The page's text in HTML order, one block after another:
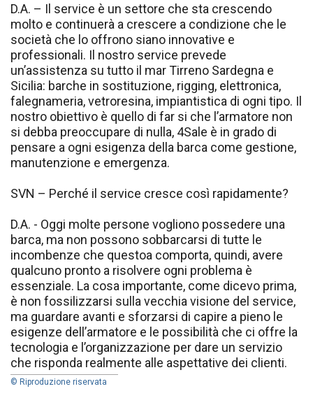
D.A. – Il service è un settore che sta crescendo
molto e continuerà a crescere a condizione che le
società che lo offrono siano innovative e
professionali. Il nostro service prevede
un’assistenza su tutto il mar Tirreno Sardegna e
Sicilia: barche in sostituzione, rigging, elettronica,
falegnameria, vetroresina, impiantistica di ogni tipo. Il
nostro obiettivo è quello di far si che l’armatore non
si debba preoccupare di nulla, 4Sale è in grado di
pensare a ogni esigenza della barca come gestione,
manutenzione e emergenza.
SVN – Perché il service cresce così rapidamente?
D.A. - Oggi molte persone vogliono possedere una
barca, ma non possono sobbarcarsi di tutte le
incombenze che questoa comporta, quindi, avere
qualcuno pronto a risolvere ogni problema è
essenziale. La cosa importante, come dicevo prima,
è non fossilizzarsi sulla vecchia visione del service,
ma guardare avanti e sforzarsi di capire a pieno le
esigenze dell’armatore e le possibilità che ci offre la
tecnologia e l’organizzazione per dare un servizio
che risponda realmente alle aspettative dei clienti.
© Riproduzione riservata